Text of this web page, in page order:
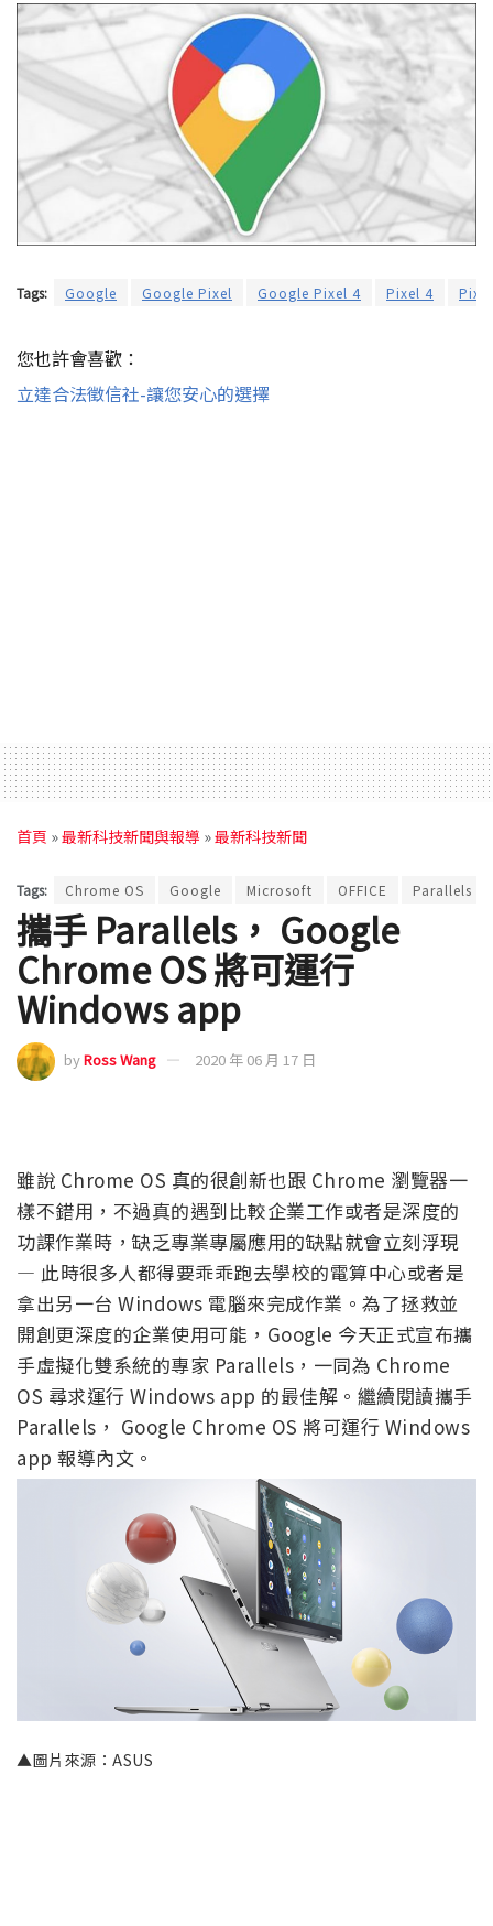
Tags: Google Google Pixel Google Pixel 4 Pixel 4
您也許會喜歡：
立達合法徵信社-讓您安心的選擇
首頁 »最新科技新聞與報導 »最新科技新聞
Tags: Chrome OS Google Microsoft OFFICE Parallels
攜手 Parallels， Google
Chrome OS 將可運行
Windows app
byRoss Wang 2020 年 06 月 17 日
雖說 Chrome OS 真的很創新也跟 Chrome 瀏覽器一
樣不錯用，不過真的遇到比較企業工作或者是深度的
功課作業時，缺乏專業專屬應用的缺點就會立刻浮現
— 此時很多人都得要乖乖跑去學校的電算中心或者是
拿出另一台 Windows 電腦來完成作業。為了拯救並
開創更深度的企業使用可能，Google 今天正式宣布攜
手虛擬化雙系統的專家 Parallels，一同為 Chrome
OS 尋求運行 Windows app 的最佳解。繼續閱讀攜手
Parallels， Google Chrome OS 將可運行 Windows
app 報導內文。
▲圖片來源：ASUS